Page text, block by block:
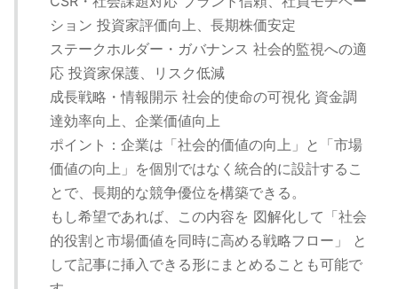
ション 投資家評価向上、長期株価安定
ステークホルダー・ガバナンス 社会的監視への適
応 投資家保護、リスク低減
成長戦略・情報開示 社会的使命の可視化 資金調
達効率向上、企業価値向上
ポイント：企業は「社会的価値の向上」と「市場
価値の向上」を個別ではなく統合的に設計するこ
とで、長期的な競争優位を構築できる。
もし希望であれば、この内容を 図解化して「社会
的役割と市場価値を同時に高める戦略フロー」 と
して記事に挿入できる形にまとめることも可能で